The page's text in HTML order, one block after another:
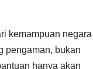
kemampuan negara
pengaman, bukan
hanya akan